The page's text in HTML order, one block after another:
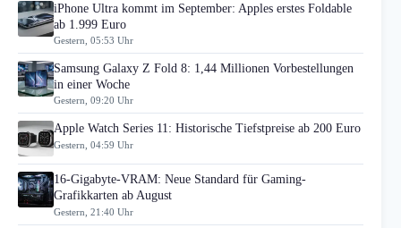
iPhone Ultra kommt im September: Apples erstes Foldable
ab 1.999 Euro
Gestern, 05:53 Uhr
Samsung Galaxy Z Fold 8: 1,44 Millionen Vorbestellungen
in einer Woche
Gestern, 09:20 Uhr
Apple Watch Series 11: Historische Tiefstpreise ab 200 Euro
Gestern, 04:59 Uhr
16-Gigabyte-VRAM: Neue Standard für Gaming-
Grafikkarten ab August
Gestern, 21:40 Uhr